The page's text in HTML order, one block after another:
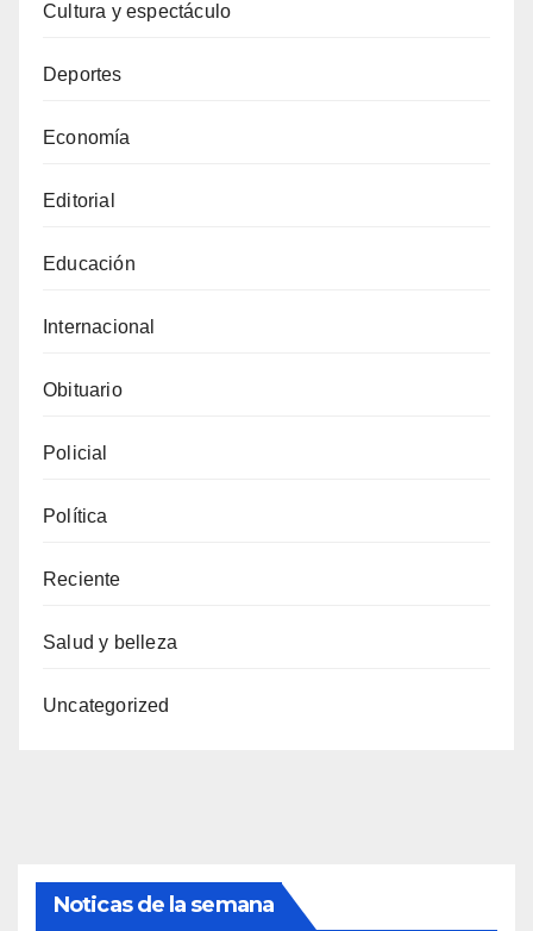
Cultura y espectáculo
Deportes
Economía
Editorial
Educación
Internacional
Obituario
Policial
Política
Reciente
Salud y belleza
Uncategorized
Noticas de la semana